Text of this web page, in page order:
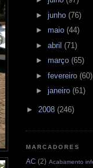
► junho (76)
► maio (44)
► abril (71)
► março (65)
► fevereiro (60)
► janeiro (61)
► 2008 (246)
MARCADORES
AC (2) Acabamento